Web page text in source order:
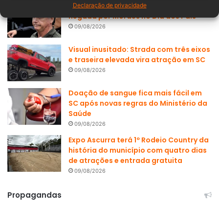
Declaração de privacidade
Filhos de Bolsonaro têm visita ao pai
negada por Moraes no Dia dos Pais
09/08/2026
Visual inusitado: Strada com três eixos
e traseira elevada vira atração em SC
09/08/2026
Doação de sangue fica mais fácil em
SC após novas regras do Ministério da
Saúde
09/08/2026
Expo Ascurra terá 1º Rodeio Country da
história do município com quatro dias
de atrações e entrada gratuita
09/08/2026
Propagandas